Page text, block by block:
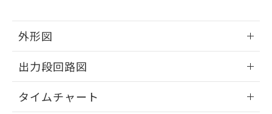
外形図
出力段回路図
タイムチャート
品・サービスに関するお客様との取
をご了承ください。
※当社の共同利用者とは、
の共同利用に関して"
指します。
下記の非含有証明書をダウンロードするこ
とができます。
51物質の非含有証明書（当社基準）
※本証明書は発行日時点で非含有を証明す
るもので、過去に遡って非含有を証明する